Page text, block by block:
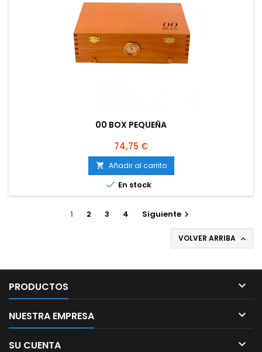
00 BOX PEQUEÑA
Precio
74,75 €
 Añadir al carrito
 En stock
1 2 3 4 Siguiente 
VOLVER ARRIBA 
PRODUCTOS 
NUESTRA EMPRESA 
SU CUENTA 